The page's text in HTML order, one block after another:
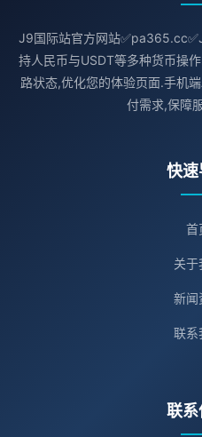
J9国际站官方网站
持人民币与USDT等多种货币操
路状态,优化您的体验页面.手机
付需求,保障
快
首
关于
新闻
联系
联